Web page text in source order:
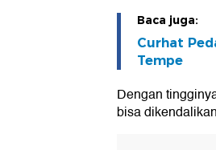
Baca juga:
Curhat
Tempe
Dengan
bisa